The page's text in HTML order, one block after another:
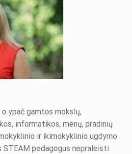
ypač gamtos mokslų,
informatikos, menų, pradinių
ir ikimokyklinio ugdymo
STEAM pedagogus nepraleisti